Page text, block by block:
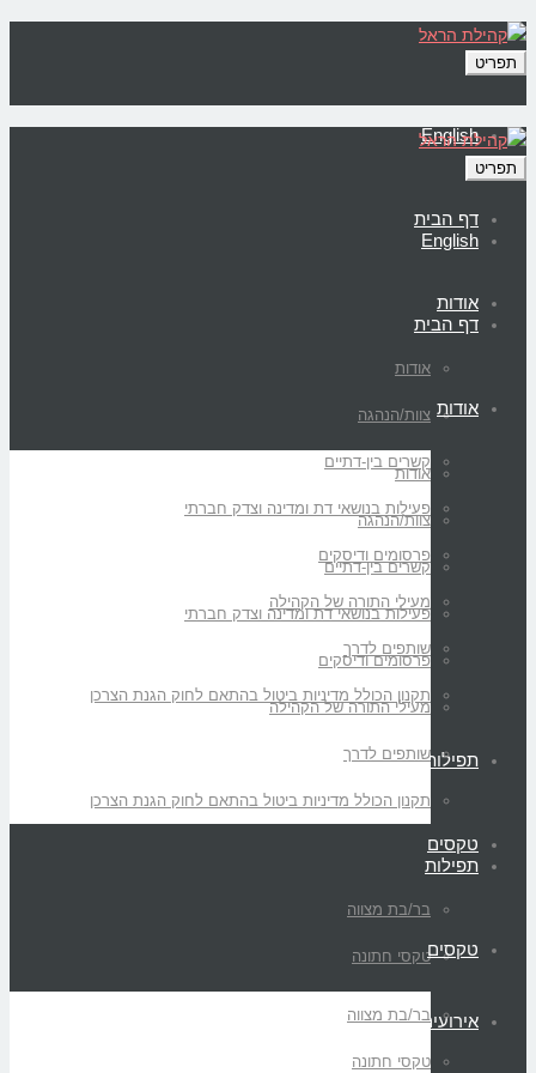
תפריט
English
דף הבית
אודות
אודות
צוות/הנהגה
קשרים בין-דתיים
פעילות בנושאי דת ומדינה וצדק חברתי
פרסומים ודיסקים
מעילי התורה של הקהילה
שותפים לדרך
תקנון הכולל מדיניות ביטול בהתאם לחוק הגנת הצרכן
תפילות
טקסים
בר/בת מצווה
טקסי חתונה
אירועים
תפריט
English
דף הבית
אודות
אודות
צוות/הנהגה
קשרים בין-דתיים
פעילות בנושאי דת ומדינה וצדק חברתי
פרסומים ודיסקים
מעילי התורה של הקהילה
שותפים לדרך
תקנון הכולל מדיניות ביטול בהתאם לחוק הגנת הצרכן
תפילות
טקסים
בר/בת מצווה
טקסי חתונה